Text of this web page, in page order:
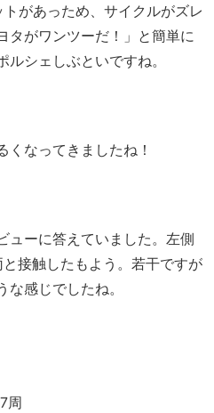
があっため、サイクルがズレ
タがワンツーだ！」と簡単に
シェしぶといですね。
くなってきましたね！
ューに答えていました。左側
接触したもよう。若干ですが
感じでしたね。
周